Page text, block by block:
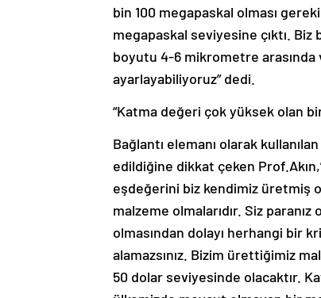
bin 100 megapaskal olması
megapaskal seviyesine çıktı.
boyutu 4-6 mikrometre
ayarlayabiliyoruz” dedi.
“Katma değeri çok yüksek olan
Bağlantı elemanı olarak
edildiğine dikkat çeken
eşdeğerini biz kendimiz üretmiş
malzeme olmalarıdır. Siz
olmasından dolayı herhangi bir
alamazsınız. Bizim ürettiğimiz
50 dolar seviyesinde olacaktır.